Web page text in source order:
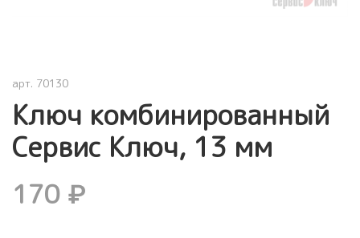
арт. 70130
Ключ комбинированный
Сервис Ключ, 13 мм
170 ₽